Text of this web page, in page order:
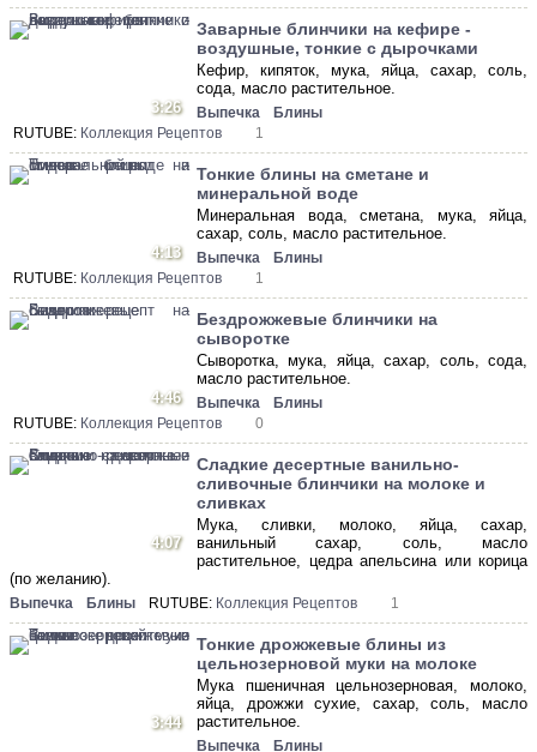
3:26
Заварные блинчики на кефире -
воздушные, тонкие с дырочками
Кефир, кипяток, мука, яйца, сахар, соль,
сода, масло растительное.
Выпечка
Блины
RUTUBE: Коллекция Рецептов 1
4:13
Тонкие блины на сметане и
минеральной воде
Минеральная вода, сметана, мука, яйца,
сахар, соль, масло растительное.
Выпечка
Блины
RUTUBE: Коллекция Рецептов 1
4:46
Бездрожжевые блинчики на
сыворотке
Сыворотка, мука, яйца, сахар, соль, сода,
масло растительное.
Выпечка
Блины
RUTUBE: Коллекция Рецептов 0
4:07
Сладкие десертные ванильно-
сливочные блинчики на молоке и
сливках
Мука, сливки, молоко, яйца, сахар,
ванильный сахар, соль, масло
растительное, цедра апельсина или корица
(по желанию).
Выпечка Блины RUTUBE: Коллекция Рецептов 1
3:44
Тонкие дрожжевые блины из
цельнозерновой муки на молоке
Мука пшеничная цельнозерновая, молоко,
яйца, дрожжи сухие, сахар, соль, масло
растительное.
Выпечка Блины